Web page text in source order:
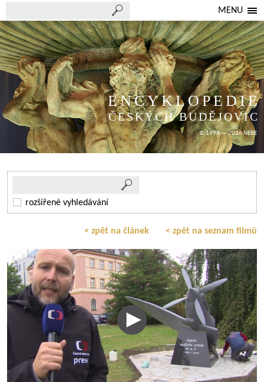
MENU
ENCYKLOPEDIE
ČESKÝCH BUDĚJOVIC
© 1998 — 2026 NEBE
rozšířené vyhledávání
< zpět na článek < zpět na seznam filmů